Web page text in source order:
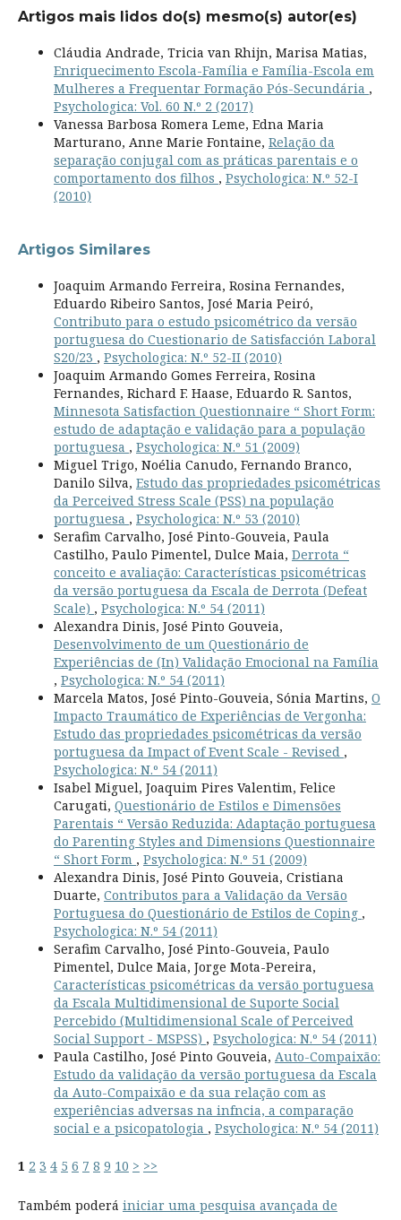
Artigos mais lidos do(s) mesmo(s) autor(es)
Cláudia Andrade, Tricia van Rhijn, Marisa Matias,
Enriquecimento Escola-Família e Família-Escola em
Mulheres a Frequentar Formação Pós-Secundária ,
Psychologica: Vol. 60 N.º 2 (2017)
Vanessa Barbosa Romera Leme, Edna Maria
Marturano, Anne Marie Fontaine, Relação da
separação conjugal com as práticas parentais e o
comportamento dos filhos , Psychologica: N.º 52-I
(2010)
Artigos Similares
Joaquim Armando Ferreira, Rosina Fernandes,
Eduardo Ribeiro Santos, José Maria Peiró,
Contributo para o estudo psicométrico da versão
portuguesa do Cuestionario de Satisfacción Laboral
S20/23 , Psychologica: N.º 52-II (2010)
Joaquim Armando Gomes Ferreira, Rosina
Fernandes, Richard F. Haase, Eduardo R. Santos,
Minnesota Satisfaction Questionnaire “ Short Form:
estudo de adaptação e validação para a população
portuguesa , Psychologica: N.º 51 (2009)
Miguel Trigo, Noélia Canudo, Fernando Branco,
Danilo Silva, Estudo das propriedades psicométricas
da Perceived Stress Scale (PSS) na população
portuguesa , Psychologica: N.º 53 (2010)
Serafim Carvalho, José Pinto-Gouveia, Paula
Castilho, Paulo Pimentel, Dulce Maia, Derrota “
conceito e avaliação: Características psicométricas
da versão portuguesa da Escala de Derrota (Defeat
Scale) , Psychologica: N.º 54 (2011)
Alexandra Dinis, José Pinto Gouveia,
Desenvolvimento de um Questionário de
Experiências de (In) Validação Emocional na Família
, Psychologica: N.º 54 (2011)
Marcela Matos, José Pinto-Gouveia, Sónia Martins, O
Impacto Traumático de Experiências de Vergonha:
Estudo das propriedades psicométricas da versão
portuguesa da Impact of Event Scale - Revised ,
Psychologica: N.º 54 (2011)
Isabel Miguel, Joaquim Pires Valentim, Felice
Carugati, Questionário de Estilos e Dimensões
Parentais “ Versão Reduzida: Adaptação portuguesa
do Parenting Styles and Dimensions Questionnaire
“ Short Form , Psychologica: N.º 51 (2009)
Alexandra Dinis, José Pinto Gouveia, Cristiana
Duarte, Contributos para a Validação da Versão
Portuguesa do Questionário de Estilos de Coping ,
Psychologica: N.º 54 (2011)
Serafim Carvalho, José Pinto-Gouveia, Paulo
Pimentel, Dulce Maia, Jorge Mota-Pereira,
Características psicométricas da versão portuguesa
da Escala Multidimensional de Suporte Social
Percebido (Multidimensional Scale of Perceived
Social Support - MSPSS) , Psychologica: N.º 54 (2011)
Paula Castilho, José Pinto Gouveia, Auto-Compaixão:
Estudo da validação da versão portuguesa da Escala
da Auto-Compaixão e da sua relação com as
experiências adversas na infncia, a comparação
social e a psicopatologia , Psychologica: N.º 54 (2011)
1 2 3 4 5 6 7 8 9 10 > >>
Também poderá iniciar uma pesquisa avançada de